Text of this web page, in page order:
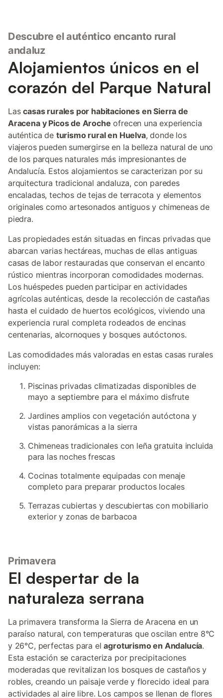
Descubre el auténtico encanto rural
andaluz
Alojamientos únicos en el
corazón del Parque Natural
Lascasas rurales por habitaciones en Sierra de
Aracena y Picos de Aroche ofrecen una experiencia
auténtica de turismo rural en Huelva, donde los
viajeros pueden sumergirse en la belleza natural de uno
de los parques naturales más impresionantes de
Andalucía. Estos alojamientos se caracterizan por su
arquitectura tradicional andaluza, con paredes
encaladas, techos de tejas de terracota y elementos
originales como artesonados antiguos y chimeneas de
piedra.
Las propiedades están situadas en fincas privadas que
abarcan varias hectáreas, muchas de ellas antiguas
casas de labor restauradas que conservan el encanto
rústico mientras incorporan comodidades modernas.
Los huéspedes pueden participar en actividades
agrícolas auténticas, desde la recolección de castañas
hasta el cuidado de huertos ecológicos, viviendo una
experiencia rural completa rodeados de encinas
centenarias, alcornoques y bosques autóctonos.
Las comodidades más valoradas en estas casas rurales
incluyen:
Piscinas privadas climatizadas disponibles de
mayo a septiembre para el máximo disfrute
Jardines amplios con vegetación autóctona y
vistas panorámicas a la sierra
Chimeneas tradicionales con leña gratuita incluida
para las noches frescas
Cocinas totalmente equipadas con menaje
completo para preparar productos locales
Terrazas cubiertas y descubiertas con mobiliario
exterior y zonas de barbacoa
Primavera
El despertar de la
naturaleza serrana
La primavera transforma la Sierra de Aracena en un
paraíso natural, con temperaturas que oscilan entre 8°C
y 26°C, perfectas para elagroturismo en Andalucía.
Esta estación se caracteriza por precipitaciones
moderadas que revitalizan los bosques de castaños y
robles, creando un paisaje verde y florecido ideal para
actividades al aire libre. Los campos se llenan de flores